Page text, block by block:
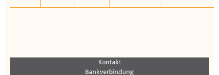
Kontakt
Bankverbindung